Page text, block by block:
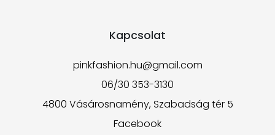
Kapcsolat
pinkfashion.hu@gmail.com
06/30 353-3130
4800 Vásárosnamény, Szabadság tér 5
Facebook